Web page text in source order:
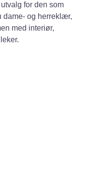
for den som
dame- og herreklær,
med interiør,